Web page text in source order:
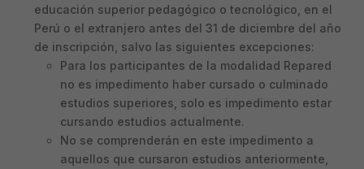
educación superior pedagógico o tecnológico, en el
Perú o el extranjero antes del 31 de diciembre del año
de inscripción, salvo las siguientes excepciones:
Para los participantes de la modalidad Repared
no es impedimento haber cursado o culminado
estudios superiores, solo es impedimento estar
cursando estudios actualmente.
No se comprenderán en este impedimento a
aquellos que cursaron estudios anteriormente,